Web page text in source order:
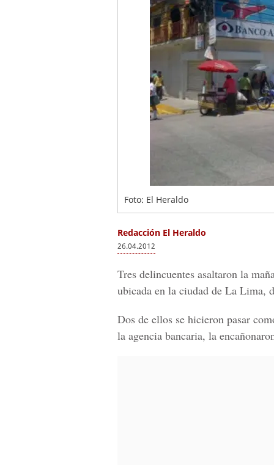
Foto: El Heraldo
Redacción El Heraldo
26.04.2012
Tres delincuentes asaltaron la
ubicada en la ciudad de La Lima,
Dos de ellos se hicieron pasar
la agencia bancaria, la